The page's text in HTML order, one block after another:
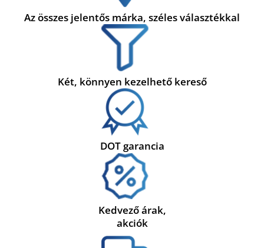
Az összes jelentős márka, széles választékkal
Két, könnyen kezelhető kereső
DOT garancia
Kedvező árak,
akciók